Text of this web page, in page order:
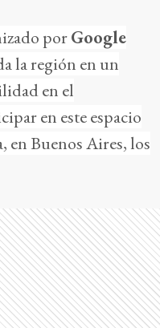
porGoogle
la región en un
en el
en este espacio
en Buenos Aires, los